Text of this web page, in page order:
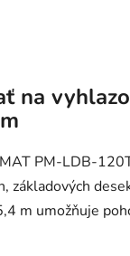
na
PM-LDB-
základových
m umožňuje